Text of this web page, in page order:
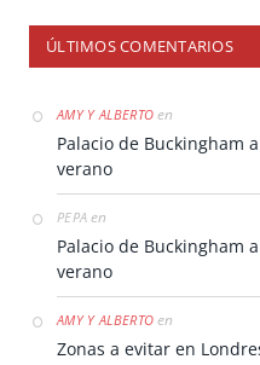
ÚLTIMOS COMENTARIOS
AMY Y ALBERTO en
Palacio de Buckingham
verano
PEPA en
Palacio de Buckingham
verano
AMY Y ALBERTO en
Zonas a evitar en